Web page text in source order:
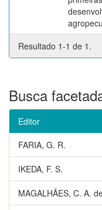
Resultado 1-1 de 1.
Busca
Editor
FARIA, G. R.
IKEDA, F. S.
MAGALHÃES, C. A.